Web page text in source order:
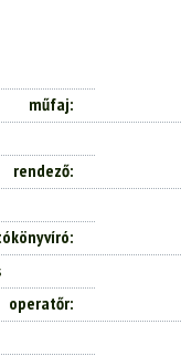
műfaj
rendező
operatőr